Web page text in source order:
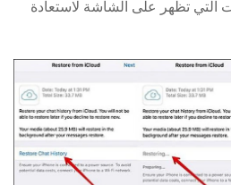
التي تظهر على الشاشة لاستعادة